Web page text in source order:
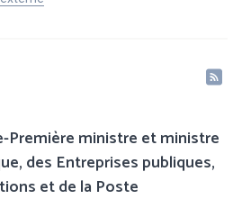
Première ministre et ministre
des Entreprises publiques,
et de la Poste